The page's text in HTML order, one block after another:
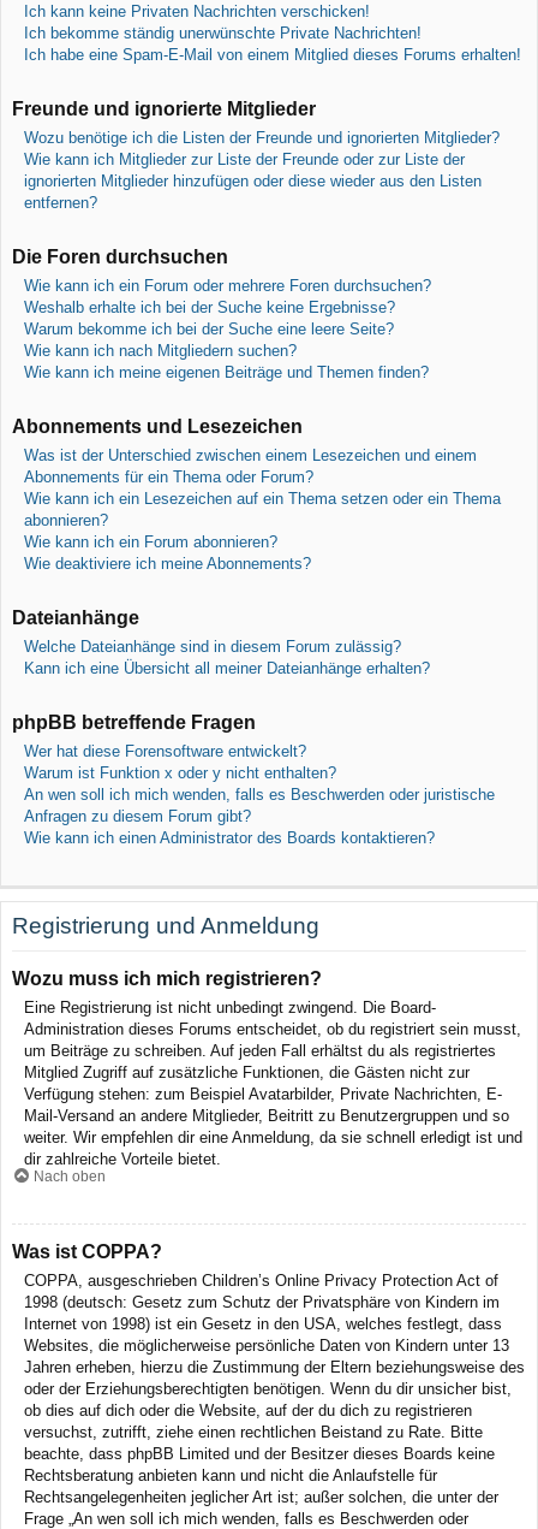
Ich kann keine Privaten Nachrichten verschicken!
Ich bekomme ständig unerwünschte Private Nachrichten!
Ich habe eine Spam-E-Mail von einem Mitglied dieses Forums erhalten!
Freunde und ignorierte Mitglieder
Wozu benötige ich die Listen der Freunde und ignorierten Mitglieder?
Wie kann ich Mitglieder zur Liste der Freunde oder zur Liste der
ignorierten Mitglieder hinzufügen oder diese wieder aus den Listen
entfernen?
Die Foren durchsuchen
Wie kann ich ein Forum oder mehrere Foren durchsuchen?
Weshalb erhalte ich bei der Suche keine Ergebnisse?
Warum bekomme ich bei der Suche eine leere Seite?
Wie kann ich nach Mitgliedern suchen?
Wie kann ich meine eigenen Beiträge und Themen finden?
Abonnements und Lesezeichen
Was ist der Unterschied zwischen einem Lesezeichen und einem
Abonnements für ein Thema oder Forum?
Wie kann ich ein Lesezeichen auf ein Thema setzen oder ein Thema
abonnieren?
Wie kann ich ein Forum abonnieren?
Wie deaktiviere ich meine Abonnements?
Dateianhänge
Welche Dateianhänge sind in diesem Forum zulässig?
Kann ich eine Übersicht all meiner Dateianhänge erhalten?
phpBB betreffende Fragen
Wer hat diese Forensoftware entwickelt?
Warum ist Funktion x oder y nicht enthalten?
An wen soll ich mich wenden, falls es Beschwerden oder juristische
Anfragen zu diesem Forum gibt?
Wie kann ich einen Administrator des Boards kontaktieren?
Registrierung und Anmeldung
Wozu muss ich mich registrieren?
Eine Registrierung ist nicht unbedingt zwingend. Die Board-
Administration dieses Forums entscheidet, ob du registriert sein musst,
um Beiträge zu schreiben. Auf jeden Fall erhältst du als registriertes
Mitglied Zugriff auf zusätzliche Funktionen, die Gästen nicht zur
Verfügung stehen: zum Beispiel Avatarbilder, Private Nachrichten, E-
Mail-Versand an andere Mitglieder, Beitritt zu Benutzergruppen und so
weiter. Wir empfehlen dir eine Anmeldung, da sie schnell erledigt ist und
dir zahlreiche Vorteile bietet.
Nach oben
Was ist COPPA?
COPPA, ausgeschrieben Children’s Online Privacy Protection Act of
1998 (deutsch: Gesetz zum Schutz der Privatsphäre von Kindern im
Internet von 1998) ist ein Gesetz in den USA, welches festlegt, dass
Websites, die möglicherweise persönliche Daten von Kindern unter 13
Jahren erheben, hierzu die Zustimmung der Eltern beziehungsweise des
oder der Erziehungsberechtigten benötigen. Wenn du dir unsicher bist,
ob dies auf dich oder die Website, auf der du dich zu registrieren
versuchst, zutrifft, ziehe einen rechtlichen Beistand zu Rate. Bitte
beachte, dass phpBB Limited und der Besitzer dieses Boards keine
Rechtsberatung anbieten kann und nicht die Anlaufstelle für
Rechtsangelegenheiten jeglicher Art ist; außer solchen, die unter der
Frage „An wen soll ich mich wenden, falls es Beschwerden oder